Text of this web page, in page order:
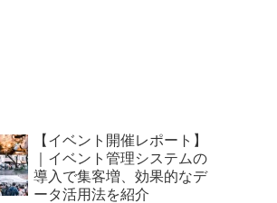
【イベント開催レポート】
｜イベント管理システムの
導入で集客増、効果的なデ
ータ活用法を紹介